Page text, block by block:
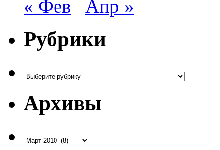
« Фев Апр »
Рубрики
Рубрики
Архивы